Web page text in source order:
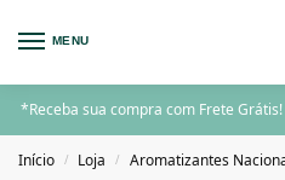
MENU
*Receba sua compra com Frete
Início / Loja / Aromatizantes